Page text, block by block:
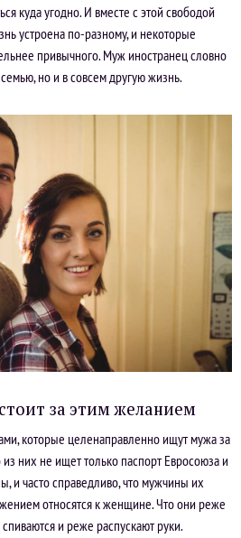
куда угодно. И вместе с этой свободой
устроена по-разному, и некоторые
привычного. Муж иностранец словно
но и в совсем другую жизнь.
за этим желанием
которые целенаправленно ищут мужа за
них не ищет только паспорт Евросоюза и
и часто справедливо, что мужчины их
относятся к женщине. Что они реже
и реже распускают руки.